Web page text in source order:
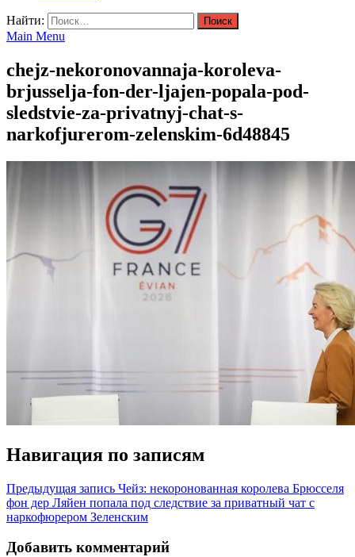
Найти:
Main Menu
chejz-nekoronovannaja-koroleva-
brjusselja-fon-der-ljajen-popala-pod-
sledstvie-za-privatnyj-chat-s-
narkofjurerom-zelenskim-6d48845
Навигация по записям
Предыдущая запись Чейз: некоронованная королева Брюсселя
фон дер Ляйен попала под следствие за приватный чат с
наркофюрером Зеленским
Добавить комментарий